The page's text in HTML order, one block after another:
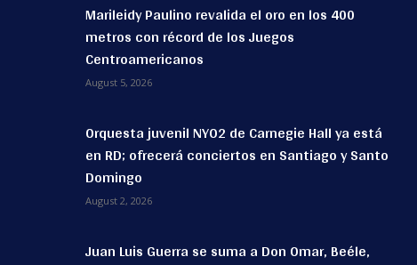
Marileidy Paulino revalida el oro en los 400
metros con récord de los Juegos
Centroamericanos
August 5, 2026
Orquesta juvenil NYO2 de Carnegie Hall ya está
en RD; ofrecerá conciertos en Santiago y Santo
Domingo
August 2, 2026
Juan Luis Guerra se suma a Don Omar, Beéle,